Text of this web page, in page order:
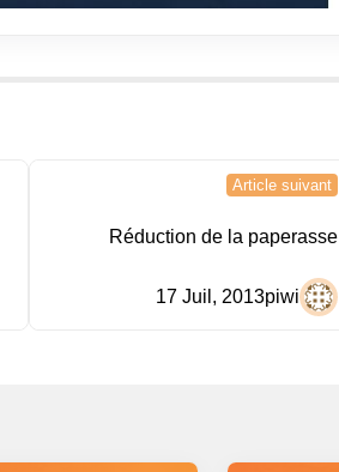
Article suivant
Réduction de la paperasse
piwi
17 Juil, 2013